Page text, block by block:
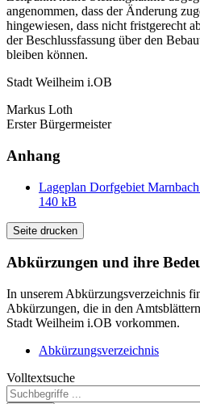
angenommen, dass der Änderung
hingewiesen, dass nicht fristgerecht
der Beschlussfassung über den
bleiben können.
Stadt Weilheim i.OB
Markus Loth
Erster Bürgermeister
Anhang
Lageplan Dorfgebiet
140 kB
Seite drucken
Abkürzungen und ihre
In unserem Abkürzungsverzeichnis
Abkürzungen, die in den
Stadt Weilheim i.OB vorkommen.
Abkürzungsverzeichnis
Volltextsuche